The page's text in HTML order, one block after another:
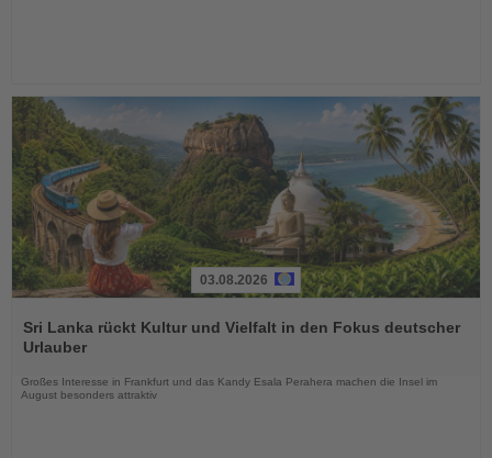
Sie
die
03.08.2026
Sri Lanka rückt Kultur und Vielfalt in den Fokus deutscher
Urlauber
Großes Interesse in Frankfurt und das Kandy Esala Perahera machen die Insel im
August besonders attraktiv